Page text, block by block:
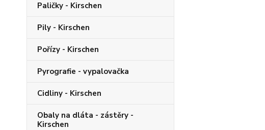
Paličky - Kirschen
Pily - Kirschen
Pořízy - Kirschen
Pyrografie - vypalovačka
Cidliny - Kirschen
Obaly na dláta - zástěry -
Kirschen